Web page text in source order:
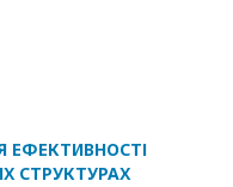
ЕФЕКТИВНОСТІ
СТРУКТУРАХ